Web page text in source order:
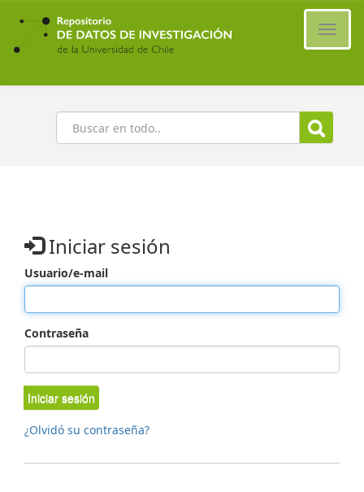
Ir
contenido
principal
Buscar
Iniciar sesión
Usuario/e-mail
Contraseña
Iniciar sesión
¿Olvidó su contraseña?